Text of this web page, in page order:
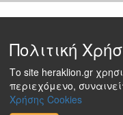
Πολιτική
Το site heraklion.gr
περιεχόμενο,
Χρήσης Cookies